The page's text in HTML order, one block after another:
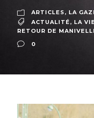
ARTICLES , LA
ACTUALITÉ , LA
RETOUR DE
0